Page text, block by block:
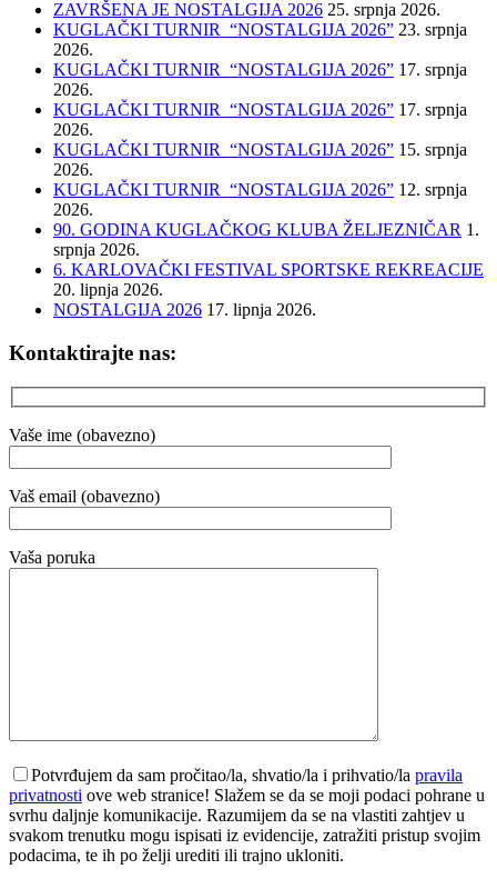
ZAVRŠENA JE NOSTALGIJA 2026 25. srpnja 2026.
KUGLAČKI TURNIR “NOSTALGIJA 2026” 23. srpnja
2026.
KUGLAČKI TURNIR “NOSTALGIJA 2026” 17. srpnja
2026.
KUGLAČKI TURNIR “NOSTALGIJA 2026” 17. srpnja
2026.
KUGLAČKI TURNIR “NOSTALGIJA 2026” 15. srpnja
2026.
KUGLAČKI TURNIR “NOSTALGIJA 2026” 12. srpnja
2026.
90. GODINA KUGLAČKOG KLUBA ŽELJEZNIČAR 1.
srpnja 2026.
6. KARLOVAČKI FESTIVAL SPORTSKE REKREACIJE
20. lipnja 2026.
NOSTALGIJA 2026 17. lipnja 2026.
Kontaktirajte nas:
Vaše ime (obavezno)
Vaš email (obavezno)
Vaša poruka
Potvrđujem da sam pročitao/la, shvatio/la i prihvatio/la pravila
privatnosti ove web stranice! Slažem se da se moji podaci pohrane u
svrhu daljnje komunikacije. Razumijem da se na vlastiti zahtjev u
svakom trenutku mogu ispisati iz evidencije, zatražiti pristup svojim
podacima, te ih po želji urediti ili trajno ukloniti.